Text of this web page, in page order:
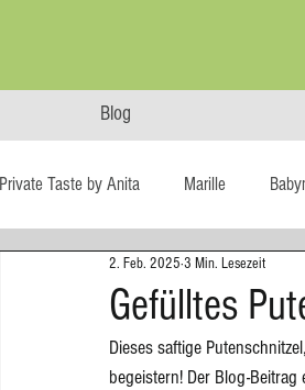
Blog
Private Taste by Anita Marille
Cooking Class HERZGENUSS
Reise-Blog
Gefülltes
2. Feb. 2025 3 Min. Lesezeit
Dieses saftige
begeistern! Der Blog-